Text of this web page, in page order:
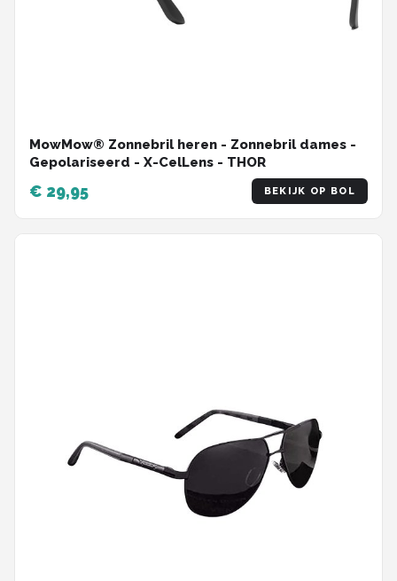
MowMow® Zonnebril heren - Zonnebril dames -
Gepolariseerd - X-CelLens - THOR
€ 29,95 BEKIJK OP BOL